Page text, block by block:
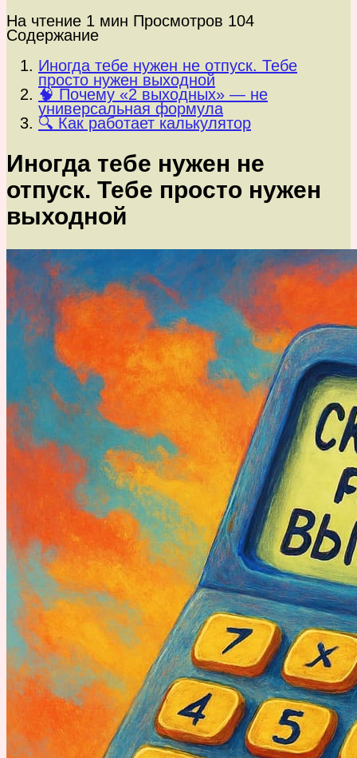
На чтение 1 мин Просмотров 104
Содержание
Иногда тебе нужен не отпуск. Тебе
просто нужен выходной
🧠 Почему «2 выходных» — не
универсальная формула
🔍 Как работает калькулятор
Иногда тебе нужен не
отпуск. Тебе просто нужен
выходной